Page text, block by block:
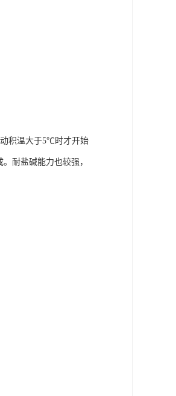
积温大于5℃时才开始
耐盐碱能力也较强，